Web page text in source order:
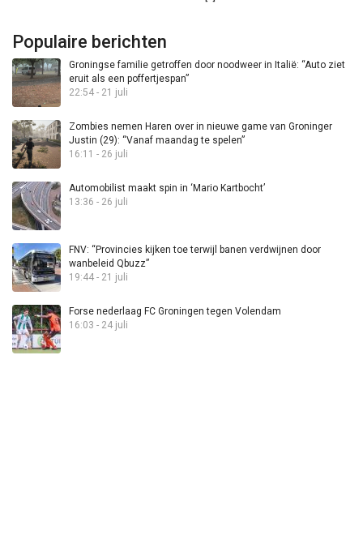
Populaire berichten
Groningse familie getroffen door noodweer in Italië: “Auto ziet
eruit als een poffertjespan”
22:54 - 21 juli
Zombies nemen Haren over in nieuwe game van Groninger
Justin (29): “Vanaf maandag te spelen”
16:11 - 26 juli
Automobilist maakt spin in ‘Mario Kartbocht’
13:36 - 26 juli
FNV: “Provincies kijken toe terwijl banen verdwijnen door
wanbeleid Qbuzz”
19:44 - 21 juli
Forse nederlaag FC Groningen tegen Volendam
16:03 - 24 juli